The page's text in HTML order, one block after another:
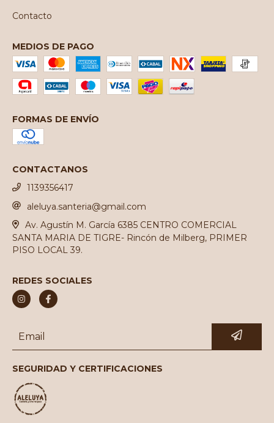
Contacto
MEDIOS DE PAGO
FORMAS DE ENVÍO
CONTACTANOS
1139356417
aleluya.santeria@gmail.com
Av. Agustín M. García 6385 CENTRO COMERCIAL
SANTA MARIA DE TIGRE- Rincón de Milberg, PRIMER
PISO LOCAL 39.
REDES SOCIALES
SEGURIDAD Y CERTIFICACIONES